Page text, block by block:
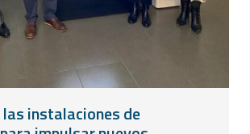
instalaciones de